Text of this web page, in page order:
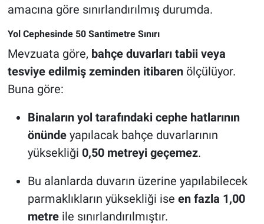
amacına göre sınırlandırılmış durumda.
Yol Cephesinde 50 Santimetre Sınırı
Mevzuata göre, bahçe duvarları tabii veya
tesviye edilmiş zeminden itibarenölçülüyor.
Buna göre:
Binaların yol tarafındaki cephe hatlarının
önündeyapılacak bahçe duvarlarının
yüksekliği 0,50 metreyi geçemez.
Bu alanlarda duvarın üzerine yapılabilecek
parmaklıkların yüksekliği ise en fazla 1,00
metreile sınırlandırılmıştır.